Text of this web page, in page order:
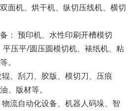
面机、烘干机、纵切压线机、横切
： 预印机、水性印刷开槽模切
压平/圆压圆模切机、裱纸机、粘
。
、刮刀、胶版、模切刀、压痕
、版材等。
流自动化设备、机器人码垛、智